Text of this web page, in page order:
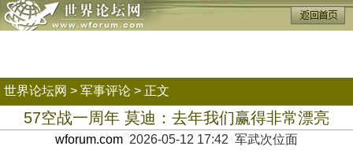
世界论坛网 > 军事评论 > 正文
57空战一周年 莫迪：去年我们赢得非常漂亮
wforum.com 2026-05-12 17:42 军武次位面